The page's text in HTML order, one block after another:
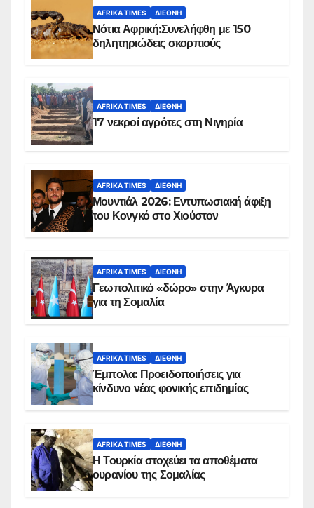
AFRIKA TIMES ΔΙΕΘΝΉ
Νότια Αφρική:Συνελήφθη με 150
δηλητηριώδεις σκορπιούς
AFRIKA TIMES ΔΙΕΘΝΉ
17 νεκροί αγρότες στη Νιγηρία
AFRIKA TIMES ΔΙΕΘΝΉ
Μουντιάλ 2026: Εντυπωσιακή άφιξη
του Κονγκό στο Χιούστον
AFRIKA TIMES ΔΙΕΘΝΉ
Γεωπολιτικό «δώρο» στην Άγκυρα
για τη Σομαλία
AFRIKA TIMES ΔΙΕΘΝΉ
Έμπολα: Προειδοποιήσεις για
κίνδυνο νέας φονικής επιδημίας
AFRIKA TIMES ΔΙΕΘΝΉ
Η Τουρκία στοχεύει τα αποθέματα
ουρανίου της Σομαλίας